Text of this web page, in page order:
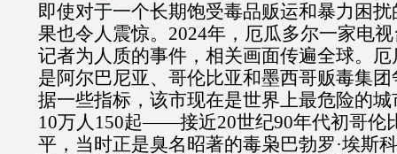
即使对于一个长期饱受毒品贩运和暴力困
果也令人震惊。 2024年，厄瓜多尔一家电
记者为人质的事件，相关画面传遍全球。
是阿尔巴尼亚、哥伦比亚和墨西哥贩毒集
据一些指标，该市现在是世界上最危险的
10万人 150起——接近20世纪90年代初哥伦
平，当时正是臭名昭著的毒枭巴勃罗·埃斯